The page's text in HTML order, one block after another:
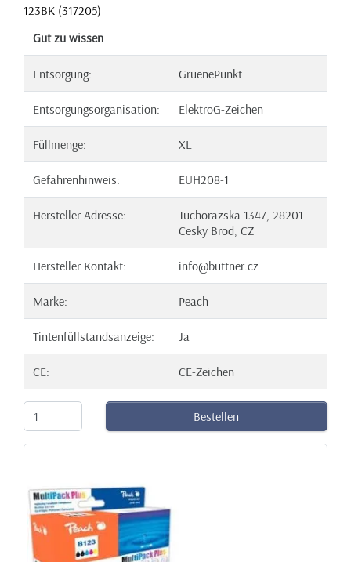
123BK (317205)
Gut zu wissen
Entsorgung: GruenePunkt
Entsorgungsorganisation: ElektroG-Zeichen
Füllmenge: XL
Gefahrenhinweis: EUH208-1
Hersteller Adresse:
Tuchorazska 1347, 28201
Cesky Brod, CZ
Hersteller Kontakt: info@buttner.cz
Marke: Peach
Tintenfüllstandsanzeige: Ja
CE: CE-Zeichen
Bestellen